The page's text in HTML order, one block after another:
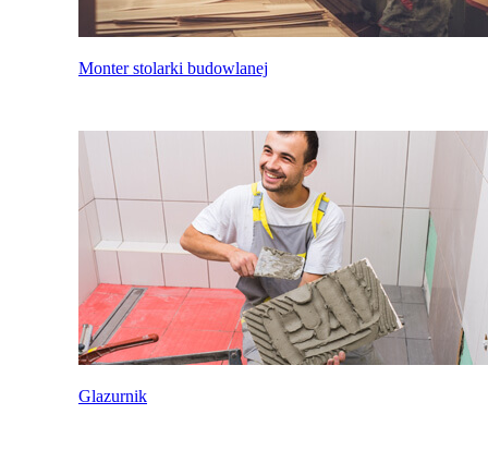
Monter stolarki budowlanej
Glazurnik